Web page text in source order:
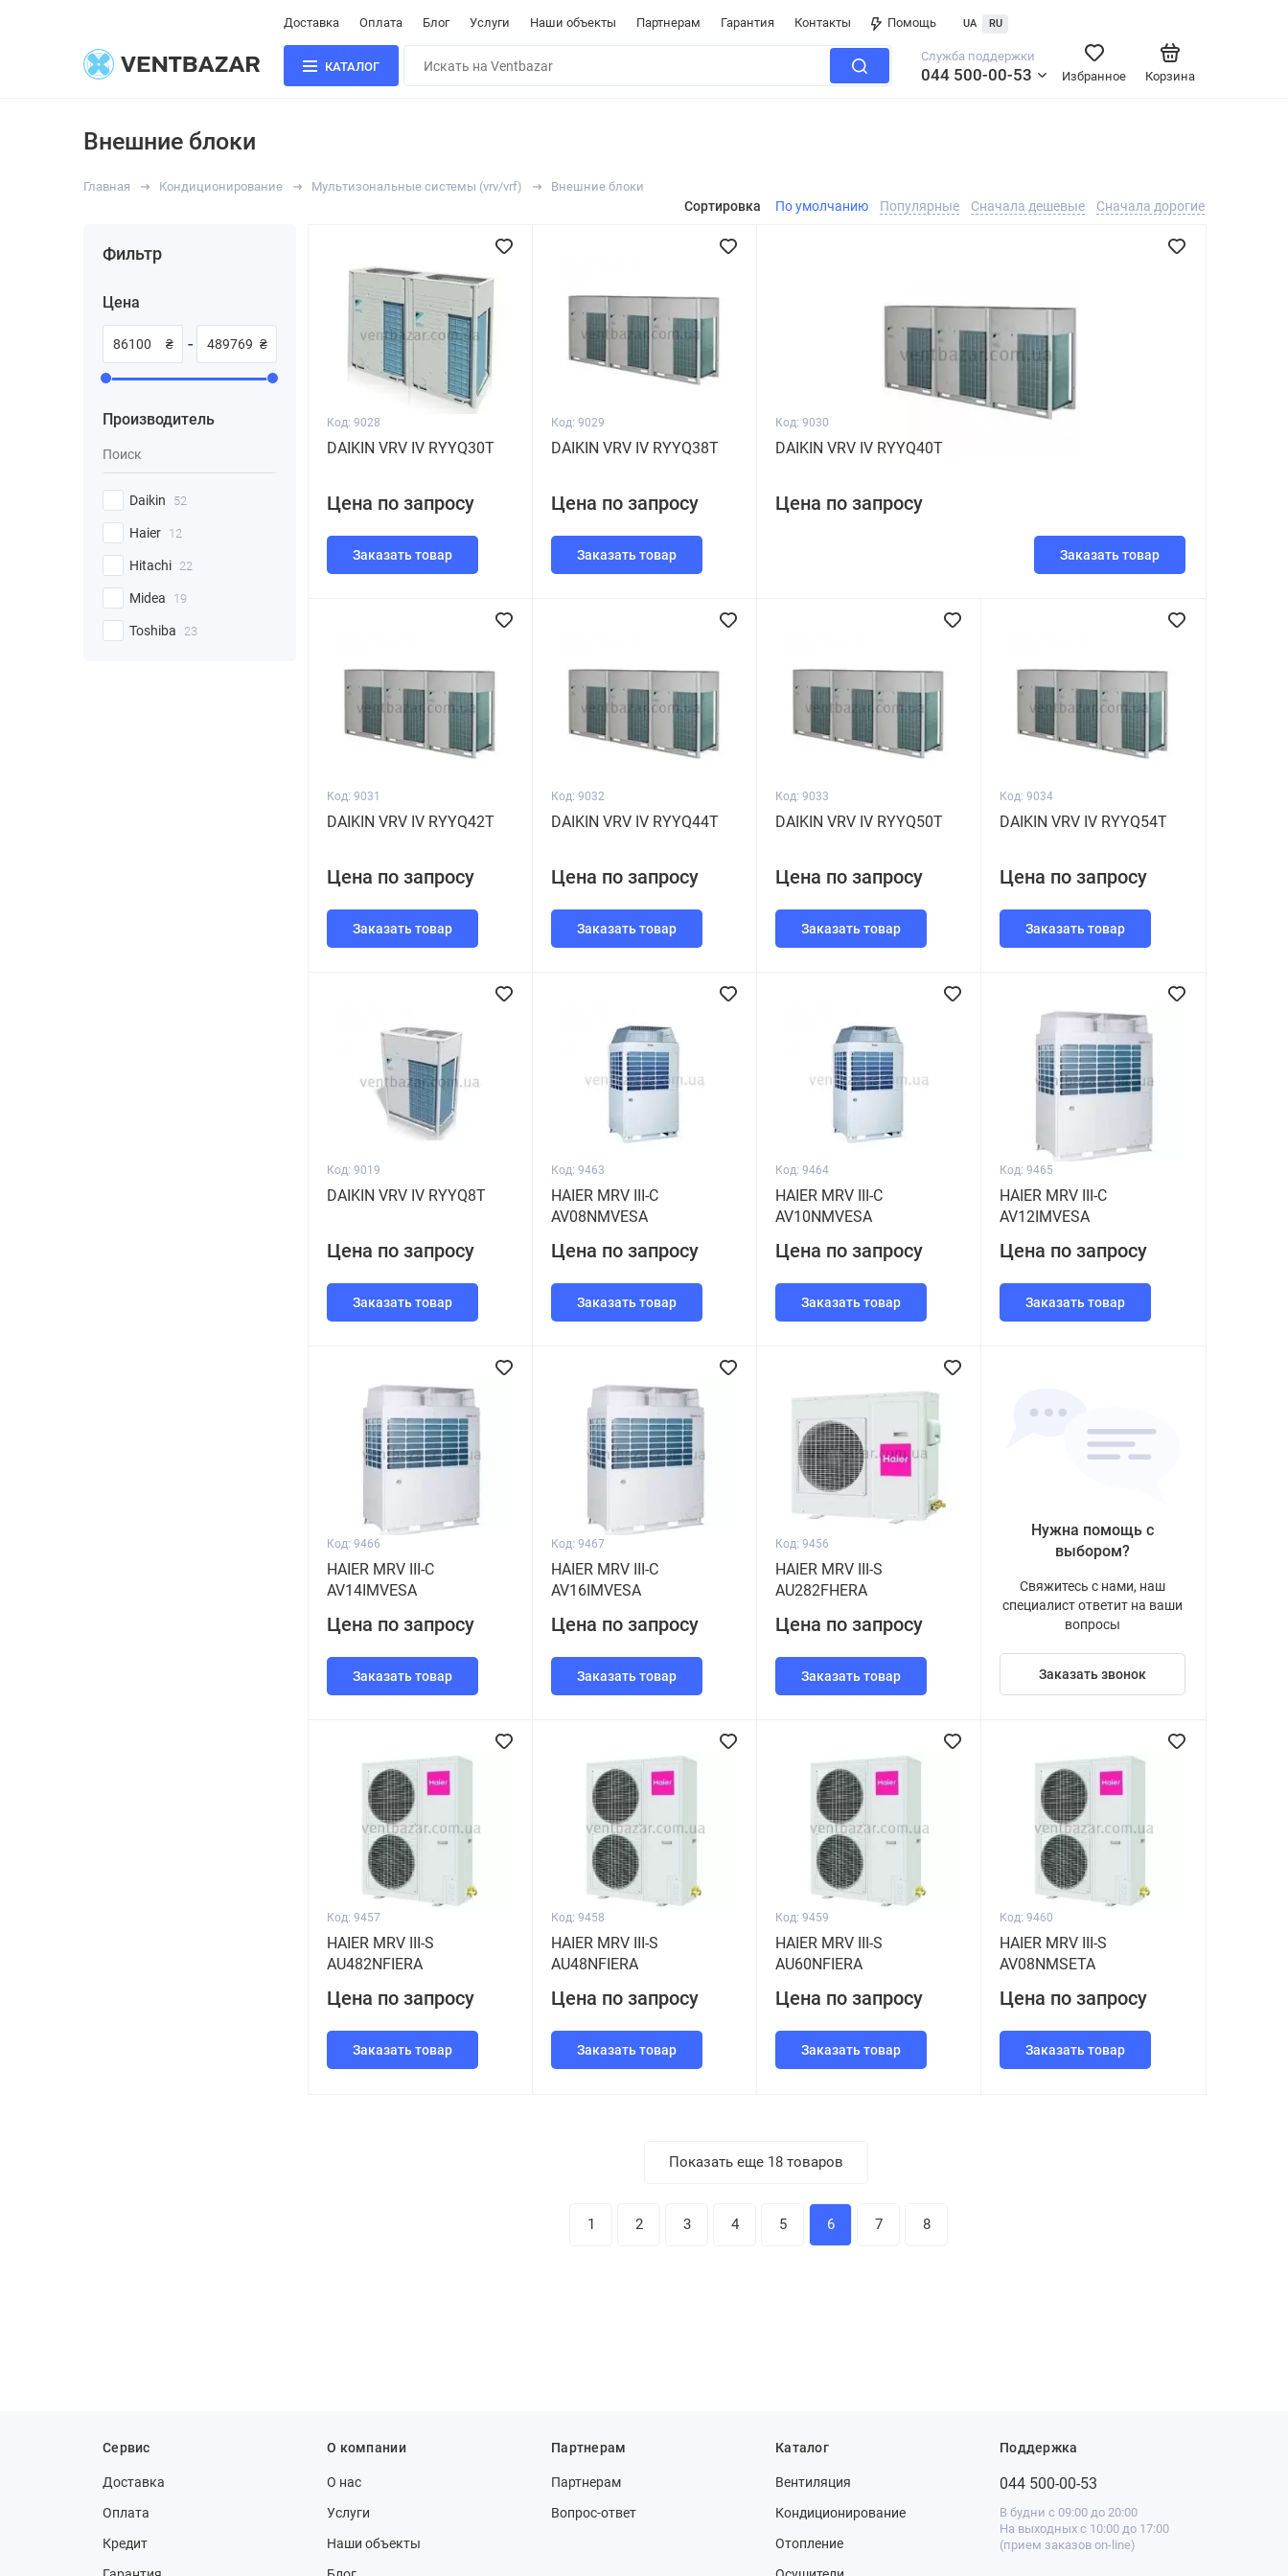
Доставка Оплата Блог Услуги Наши объекты Партнерам Гарантия Контакты Помощь UA RU
КАТАЛОГ
Служба поддержки
044 500-00-53 Корзина
Избранное
Внешние блоки
Главная Кондиционирование Мультизональные системы (vrv/vrf) Внешние блоки
Сортировка По умолчанию Популярные Сначала дешевые Сначала дорогие
Фильтр
Цена
₴ - ₴
Производитель
Daikin 52
Haier 12
Hitachi 22
Midea 19
Toshiba 23
Код: 9028
DAIKIN VRV IV RYYQ30T
Цена по запросу
Заказать товар
Код: 9029
DAIKIN VRV IV RYYQ38T
Цена по запросу
Заказать товар
Код: 9030
DAIKIN VRV IV RYYQ40T
Цена по запросу
Заказать товар
Код: 9031
DAIKIN VRV IV RYYQ42T
Цена по запросу
Заказать товар
Код: 9032
DAIKIN VRV IV RYYQ44T
Цена по запросу
Заказать товар
Код: 9033
DAIKIN VRV IV RYYQ50T
Цена по запросу
Заказать товар
Код: 9034
DAIKIN VRV IV RYYQ54T
Цена по запросу
Заказать товар
Код: 9019
DAIKIN VRV IV RYYQ8T
Цена по запросу
Заказать товар
Код: 9463
HAIER MRV III-C
AV08NMVESA
Цена по запросу
Заказать товар
Код: 9464
HAIER MRV III-C
AV10NMVESA
Цена по запросу
Заказать товар
Код: 9465
HAIER MRV III-C
AV12IMVESA
Цена по запросу
Заказать товар
Код: 9466
HAIER MRV III-C
AV14IMVESA
Цена по запросу
Заказать товар
Код: 9467
HAIER MRV III-C
AV16IMVESA
Цена по запросу
Заказать товар
Код: 9456
HAIER MRV III-S
AU282FHERA
Цена по запросу
Заказать товар
Нужна помощь с
выбором?
Свяжитесь с нами, наш
специалист ответит на ваши
вопросы
Заказать звонок
Код: 9457
HAIER MRV III-S
AU482NFIERA
Цена по запросу
Заказать товар
Код: 9458
HAIER MRV III-S
AU48NFIERA
Цена по запросу
Заказать товар
Код: 9459
HAIER MRV III-S
AU60NFIERA
Цена по запросу
Заказать товар
Код: 9460
HAIER MRV III-S
AV08NMSETA
Цена по запросу
Заказать товар
Показать еще 18 товаров
1 2 3 4 5 6 7 8
Сервис
Доставка
Оплата
Кредит
О компании
О нас
Услуги
Наши объекты
Партнерам
Партнерам
Вопрос-ответ
Каталог
Вентиляция
Кондиционирование
Отопление
Поддержка
044 500-00-53
В будни с 09:00 до 20:00
На выходных с 10:00 до 17:00
(прием заказов on-line)